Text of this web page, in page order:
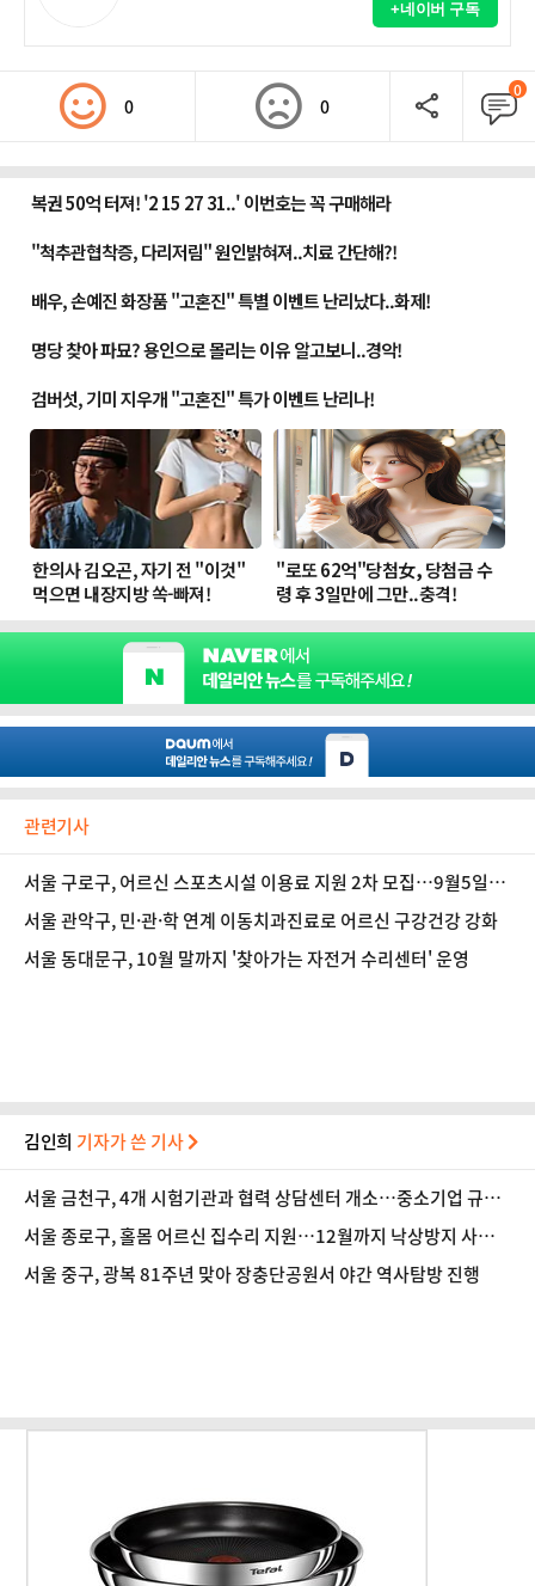
+네이버 구독
0 0
0
관련기사
서울 구로구, 어르신 스포츠시설 이용료 지원 2차 모집…9월5일부
터 신청·접수
서울 관악구, 민·관·학 연계 이동치과진료로 어르신 구강건강 강화
서울 동대문구, 10월 말까지 '찾아가는 자전거 수리센터' 운영
김인희 기자가 쓴 기사
서울 금천구, 4개 시험기관과 협력 상담센터 개소…중소기업 규격
인증 취득 지원
서울 종로구, 홀몸 어르신 집수리 지원…12월까지 낙상방지 사업
추진
서울 중구, 광복 81주년 맞아 장충단공원서 야간 역사탐방 진행